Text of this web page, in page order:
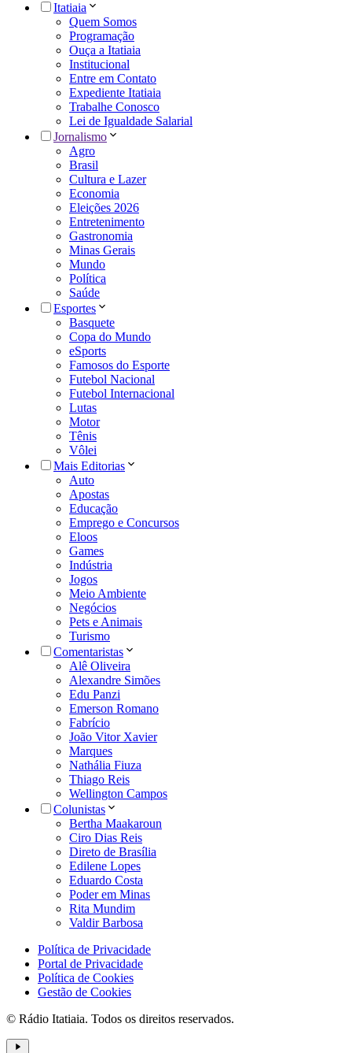
Itatiaia
Quem Somos
Programação
Ouça a Itatiaia
Institucional
Entre em Contato
Expediente Itatiaia
Trabalhe Conosco
Lei de Igualdade Salarial
Jornalismo
Agro
Brasil
Cultura e Lazer
Economia
Eleições 2026
Entretenimento
Gastronomia
Minas Gerais
Mundo
Política
Saúde
Esportes
Basquete
Copa do Mundo
eSports
Famosos do Esporte
Futebol Nacional
Futebol Internacional
Lutas
Motor
Tênis
Vôlei
Mais Editorias
Auto
Apostas
Educação
Emprego e Concursos
Eloos
Games
Indústria
Jogos
Meio Ambiente
Negócios
Pets e Animais
Turismo
Comentaristas
Alê Oliveira
Alexandre Simões
Edu Panzi
Emerson Romano
Fabrício
João Vitor Xavier
Marques
Nathália Fiuza
Thiago Reis
Wellington Campos
Colunistas
Bertha Maakaroun
Ciro Dias Reis
Direto de Brasília
Edilene Lopes
Eduardo Costa
Poder em Minas
Rita Mundim
Valdir Barbosa
Política de Privacidade
Portal de Privacidade
Política de Cookies
Gestão de Cookies
© Rádio Itatiaia. Todos os direitos reservados.